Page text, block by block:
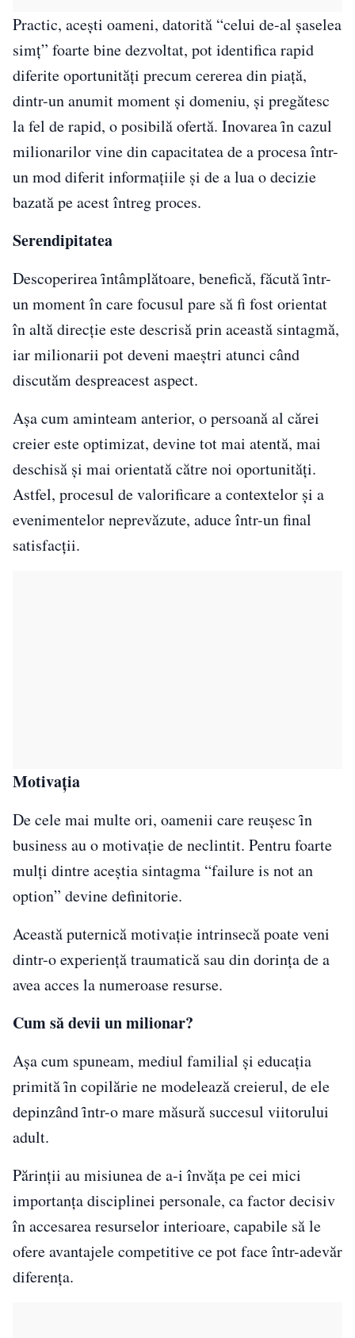
Practic, acești oameni, datorită “celui de-al șaselea
simț” foarte bine dezvoltat, pot identifica rapid
diferite oportunități precum cererea din piață,
dintr-un anumit moment și domeniu, și pregătesc
la fel de rapid, o posibilă ofertă. Inovarea ȋn cazul
milionarilor vine din capacitatea de a procesa într-
un mod diferit informațiile și de a lua o decizie
bazată pe acest întreg proces.
Serendipitatea
Descoperirea ȋntâmplătoare, benefică, făcută ȋntr-
un moment în care focusul pare să fi fost orientat
în altă direcție este descrisă prin această sintagmă,
iar milionarii pot deveni maeștri atunci când
discutăm despreacest aspect.
Așa cum aminteam anterior, o persoană al cărei
creier este optimizat, devine tot mai atentă, mai
deschisă și mai orientată către noi oportunități.
Astfel, procesul de valorificare a contextelor și a
evenimentelor neprevăzute, aduce într-un final
satisfacții.
Motivația
De cele mai multe ori, oamenii care reușesc ȋn
business au o motivație de neclintit. Pentru foarte
mulți dintre aceștia sintagma “failure is not an
option” devine definitorie.
Această puternică motivație intrinsecă poate veni
dintr-o experiență traumatică sau din dorința de a
avea acces la numeroase resurse.
Cum să devii un milionar?
Așa cum spuneam, mediul familial și educația
primită ȋn copilărie ne modelează creierul, de ele
depinzând ȋntr-o mare măsură succesul viitorului
adult.
Părinții au misiunea de a-i învăța pe cei mici
importanța disciplinei personale, ca factor decisiv
în accesarea resurselor interioare, capabile să le
ofere avantajele competitive ce pot face într-adevăr
diferența.